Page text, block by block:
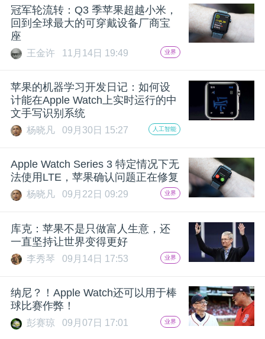
课
动
中
心
专
爱
冠军轮流转：Q3 季苹果超越小米，
回到全球最大的可穿戴设备厂商宝
座
王金许 11月14日 19:49 业界
苹果的机器学习开发日记：如何设
计能在Apple Watch上实时运行的中
文手写识别系统
杨晓凡 09月30日 15:27 人工智能
Apple Watch Series 3 特定情况下无
法使用LTE，苹果确认问题正在修复
杨晓凡 09月22日 09:29 业界
库克：苹果不是只做富人生意，还
一直坚持让世界变得更好
李秀琴 09月14日 17:53 业界
纳尼？！Apple Watch还可以用于棒
球比赛作弊！
彭赛琼 09月07日 17:01 业界